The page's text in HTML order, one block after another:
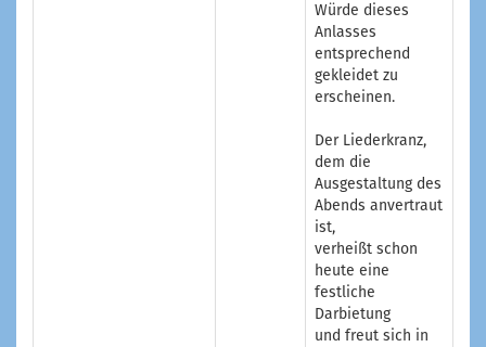
Würde dieses
Anlasses
entsprechend
gekleidet zu
erscheinen.
Der Liederkranz,
dem die
Ausgestaltung des
Abends anvertraut
ist,
verheißt schon
heute eine
festliche
Darbietung
und freut sich in